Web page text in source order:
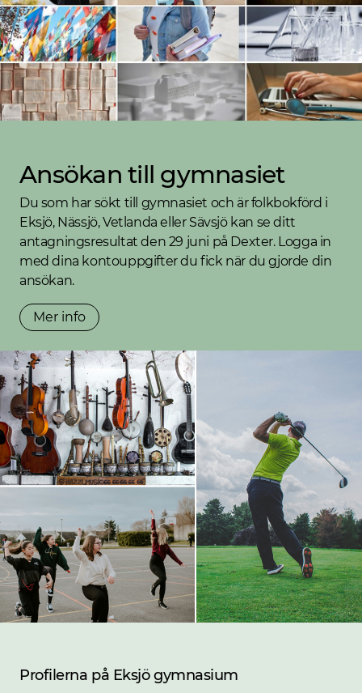
Ansökan till gymnasiet
Du som har sökt till gymnasiet och är folkbokförd i
Eksjö, Nässjö, Vetlanda eller Sävsjö kan se ditt
antagningsresultat den 29 juni på Dexter. Logga in
med dina kontouppgifter du fick när du gjorde din
ansökan.
Mer info
Profilerna på Eksjö gymnasium